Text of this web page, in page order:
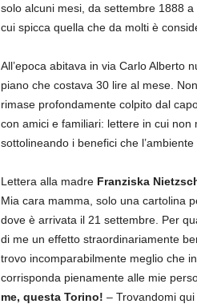
solo alcuni mesi, da settembre 1888
cui spicca quella che da molti è
All’epoca abitava in via Carlo Alberto
piano che costava 30 lire al mese.
rimase profondamente colpito dal
con amici e familiari: lettere in cui non
sottolineando i benefici che
Lettera alla madre Franziska
Mia cara mamma, solo una cartolina
dove è arrivata il 21 settembre. Per
di me un effetto straordinariamente
trovo incomparabilmente meglio che
corrisponda pienamente alle mie
me, questa Torino! – Trovandomi